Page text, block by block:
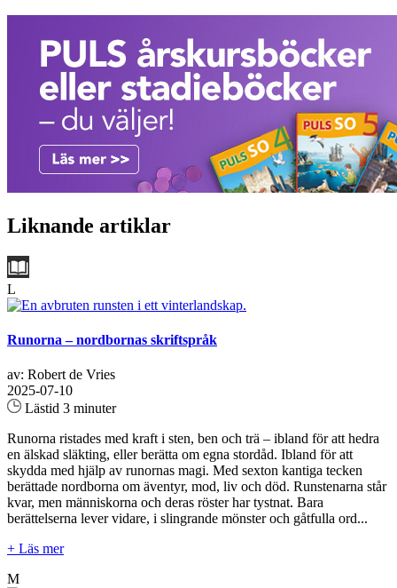
Liknande artiklar
L
Runorna – nordbornas skriftspråk
av: Robert de Vries
2025-07-10
Lästid 3 minuter
Runorna ristades med kraft i sten, ben och trä – ibland för att hedra
en älskad släkting, eller berätta om egna stordåd. Ibland för att
skydda med hjälp av runornas magi. Med sexton kantiga tecken
berättade nordborna om äventyr, mod, liv och död. Runstenarna står
kvar, men människorna och deras röster har tystnat. Bara
berättelserna lever vidare, i slingrande mönster och gåtfulla ord...
+ Läs mer
M